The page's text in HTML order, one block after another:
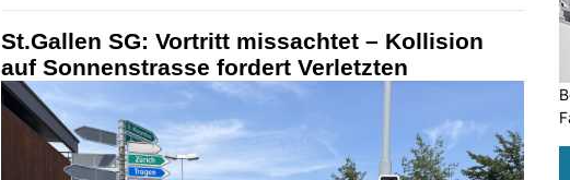
St.Gallen SG: Vortritt missachtet – Kollision
auf Sonnenstrasse fordert Verletzten